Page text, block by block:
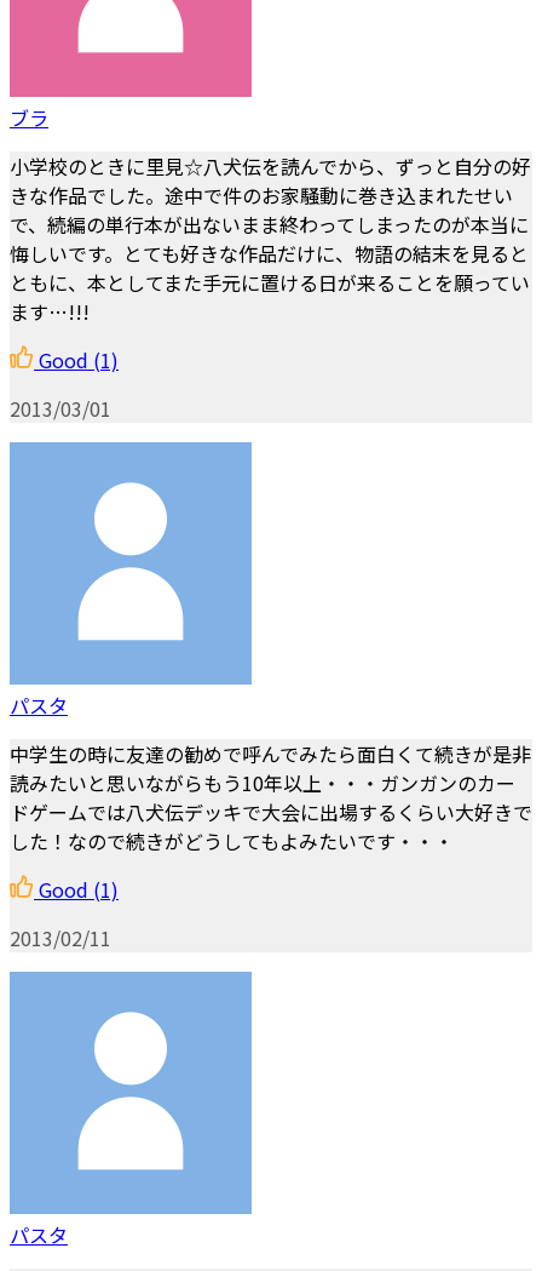
ブラ
小学校のときに里見☆八犬伝を読んでから、ずっと自分の好
きな作品でした。途中で件のお家騒動に巻き込まれたせい
で、続編の単行本が出ないまま終わってしまったのが本当に
悔しいです。とても好きな作品だけに、物語の結末を見ると
ともに、本としてまた手元に置ける日が来ることを願ってい
ます…!!!
Good (1)
2013/03/01
パスタ
中学生の時に友達の勧めで呼んでみたら面白くて続きが是非
読みたいと思いながらもう10年以上・・・ガンガンのカー
ドゲームでは八犬伝デッキで大会に出場するくらい大好きで
した！なので続きがどうしてもよみたいです・・・
Good (1)
2013/02/11
パスタ